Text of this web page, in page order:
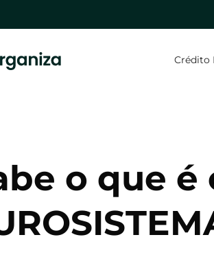
Crédito
o que é